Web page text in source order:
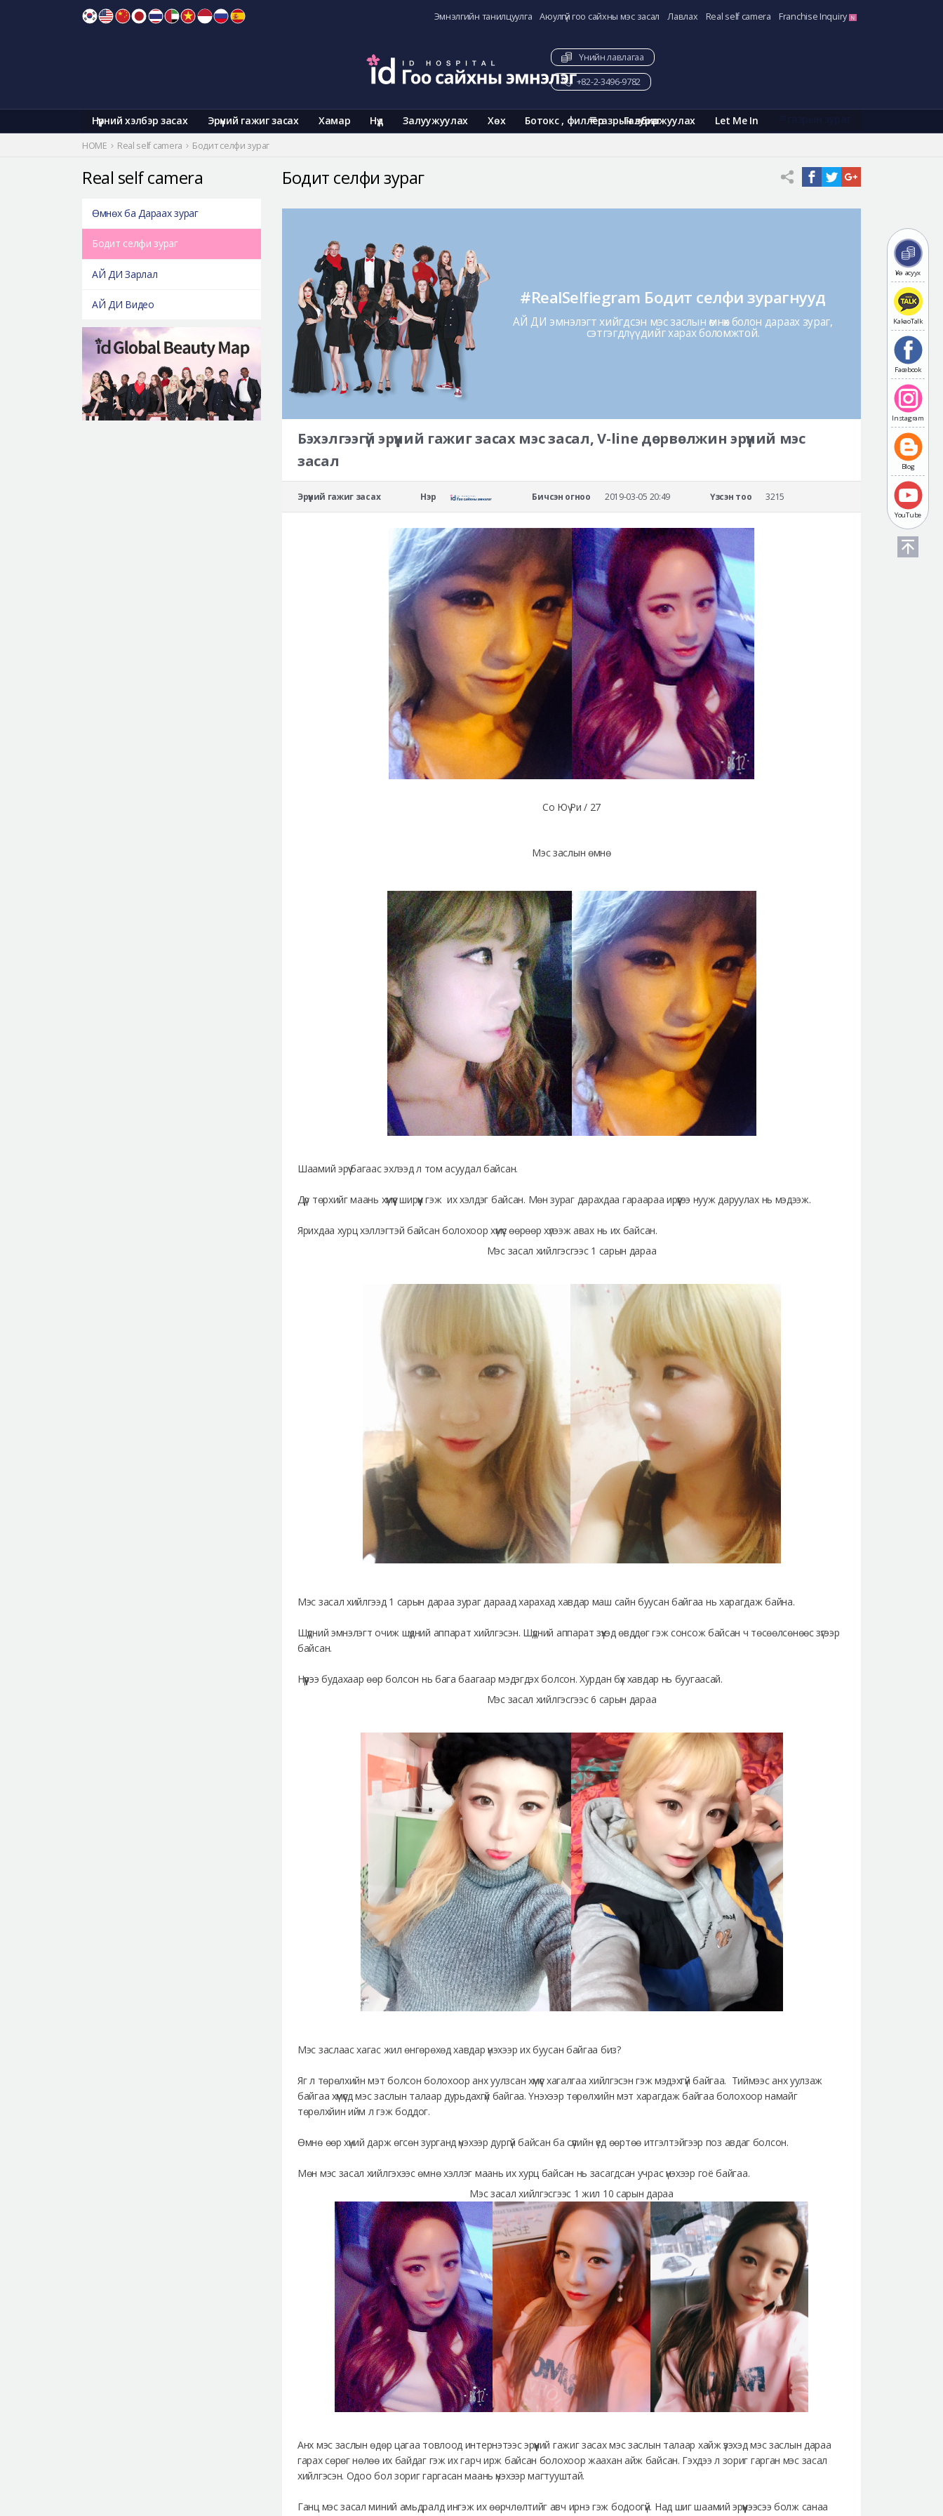
Эмнэлгийн танилцуулга Аюулгүй гоо сайхны мэс засал Лавлах Real self camera Franchise Inquiry
Нүүрний хэлбэр засах Эрүүний гажиг засах Хамар Нүд Залуужуулах Хөх Ботокс , филлер Галбиржуулах Let Me In
газрын зураг
Үнийн лавлагаа
+82-2-3496-9782
Үнэ асуух
KakaoTalk
Facebook
Instagram
Blog
YouTube
HOME Real self camera Бодит селфи зураг
Бодит селфи зураг
#RealSelfiegram Бодит селфи зурагнууд
АЙ ДИ эмнэлэгт хийгдсэн мэс заслын өмнөх болон дараах зураг,
сэтгэгдлүүдийг харах боломжтой.
Бэхэлгээгүй эрүүний гажиг засах мэс засал, V-line дөрвөлжин эрүүний мэс
засал
Эрүүний гажиг засах Нэр Бичсэн огноо 2019-03-05 20:49 Үзсэн тоо 3215
Со Юү Ри / 27
Мэс заслын өмнө
Шаамий эрүү багаас эхлээд л том асуудал байсан.
Дүр төрхийг маань хүмүүс ширүүн гэж их хэлдэг байсан. Мөн зураг дарахдаа гараараа ирүүгээ нууж даруулах нь мэдээж.
Ярихдаа хурц хэллэгтэй байсан болохоор хүмүүс өөрөөр хүлээж авах нь их байсан.
Мэс засал хийлгэсгээс 1 сарын дараа
Мэс засал хийлгээд 1 сарын дараа зураг дараад харахад хавдар маш сайн буусан байгаа нь харагдаж байна.
Шүдний эмнэлэгт очиж шүдний аппарат хийлгэсэн. Шүдний аппарат зүүхэд өвддөг гэж сонсож байсан ч төсөөлсөнөөс зүгээр
байсан.
Нүүрээ будахаар өөр болсон нь бага баагаар мэдэгдэх болсон. Хурдан бүх хавдар нь буугаасай.
Мэс засал хийлгэсгээс 6 сарын дараа
Мэс заслаас хагас жил өнгөрөхөд хавдар үнэхээр их буусан байгаа биз?
Яг л төрөлхийн мэт болсон болохоор анх уулзсан хүмүүс хагалгаа хийлгэсэн гэж мэдэхгүй байгаа. Тиймээс анх уулзаж
байгаа хүмүүсд мэс заслын талаар дурьдахгүй байгаа. Үнэхээр төрөлхийн мэт харагдаж байгаа болохоор намайг
төрөлхйин ийм л гэж боддог.
Өмнө өөр хүний дарж өгсөн зурганд үнэхээр дургүй байсан ба сүүлийн үед өөртөө итгэлтэйгээр поз авдаг болсон.
Мөн мэс засал хийлгэхээс өмнө хэллэг маань их хурц байсан нь засагдсан учрас үнэхээр гоё байгаа.
Мэс засал хийлгэсгээс 1 жил 10 сарын дараа
Анх мэс заслын өдөр цагаа товлоод интернэтээс эрүүний гажиг засах мэс заслын талаар хайж үзэхэд мэс заслын дараа
гарах сөрөг нөлөө их байдаг гэж их гарч ирж байсан болохоор жаахан айж байсан. Гэхдээ л зориг гарган мэс засал
хийлгэсэн. Одоо бол зориг гаргасан маань үнэхээр магтууштай.
Ганц мэс засал миний амьдралд ингэж их өөрчлөлтийг авч ирнэ гэж бодоогүй. Над шиг шаамий эрүүнээсээ болж санаа
Real self camera
Өмнөх ба Дараах зураг
Бодит селфи зураг
АЙ ДИ Зарлал
АЙ ДИ Видео